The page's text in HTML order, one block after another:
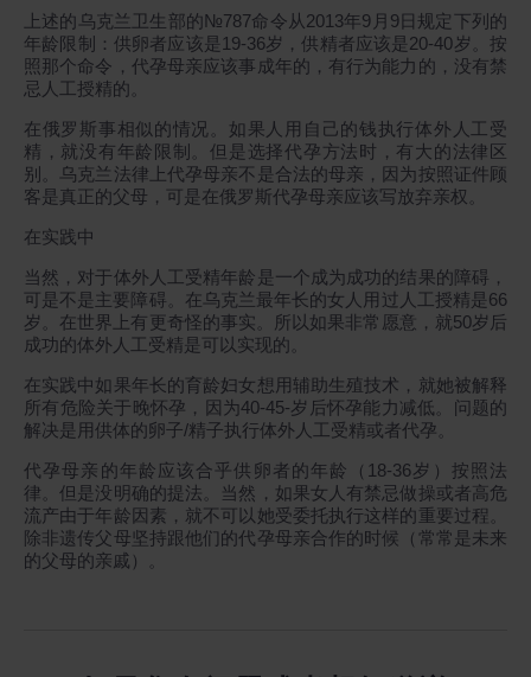
上述的乌克兰卫生部的№787命令从2013年9月9日规定下列的
年龄限制：供卵者应该是19-36岁，供精者应该是20-40岁。按
照那个命令，代孕母亲应该事成年的，有行为能力的，没有禁
忌人工授精的。
在俄罗斯事相似的情况。如果人用自己的钱执行体外人工受
精，就没有年龄限制。但是选择代孕方法时，有大的法律区
别。乌克兰法律上代孕母亲不是合法的母亲，因为按照证件顾
客是真正的父母，可是在俄罗斯代孕母亲应该写放弃亲权。
在实践中
当然，对于体外人工受精年龄是一个成为成功的结果的障碍，
可是不是主要障碍。在乌克兰最年长的女人用过人工授精是66
岁。在世界上有更奇怪的事实。所以如果非常愿意，就50岁后
成功的体外人工受精是可以实现的。
在实践中如果年长的育龄妇女想用辅助生殖技术，就她被解释
所有危险关于晚怀孕，因为40-45-岁后怀孕能力减低。问题的
解决是用供体的卵子/精子执行体外人工受精或者代孕。
代孕母亲的年龄应该合乎供卵者的年龄（18-36岁）按照法
律。但是没明确的提法。当然，如果女人有禁忌做操或者高危
流产由于年龄因素，就不可以她受委托执行这样的重要过程。
除非遗传父母坚持跟他们的代孕母亲合作的时候（常常是未来
的父母的亲戚）。